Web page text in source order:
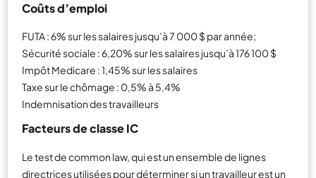
Coûts d’emploi
FUTA : 6% sur les salaires jusqu’à 7 000 $ par année;
Sécurité sociale : 6,20% sur les salaires jusqu’à 176 100 $
Impôt Medicare : 1,45% sur les salaires
Taxe sur le chômage : 0,5% à 5,4%
Indemnisation des travailleurs
Facteurs de classe IC
Le test de common law, qui est un ensemble de lignes
directrices utilisées pour déterminer si un travailleur est un